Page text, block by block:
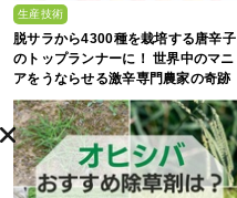
生産技術
脱サラから4300種を栽培する唐辛子
のトップランナーに！ 世界中のマニ
アをうならせる激辛専門農家の奇跡